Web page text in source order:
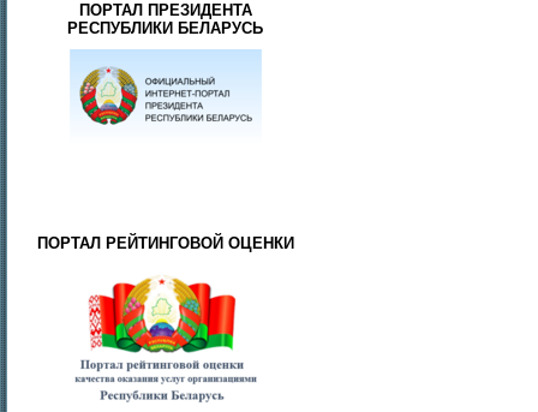
ПОРТАЛ ПРЕЗИДЕНТА
РЕСПУБЛИКИ БЕЛАРУСЬ
ПОРТАЛ РЕЙТИНГОВОЙ ОЦЕНКИ